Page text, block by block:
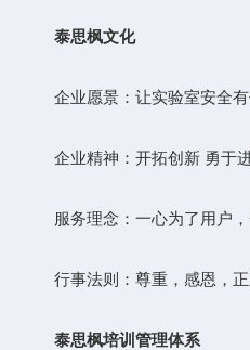
泰思枫文化
企业愿景：让实验室安全有
企业精神：开拓创新 勇于进
服务理念：一心为了用户，
行事法则：尊重，感恩，正
泰思枫培训管理体系